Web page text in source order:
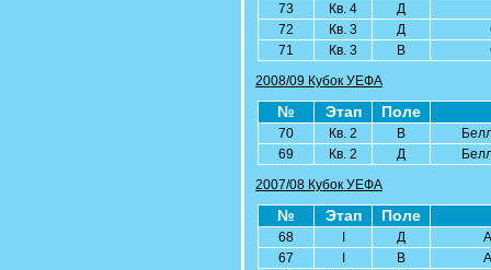
73
Кв. 4
Д
72
Кв. 3 Д
71
Кв. 3 В
2008/09 Кубок УЕФА
№ Этап Поле
70 Кв. 2 В
69
Кв. 2 Д
2007/08 Кубок УЕФА
№ Этап Поле
68 Д
67
В